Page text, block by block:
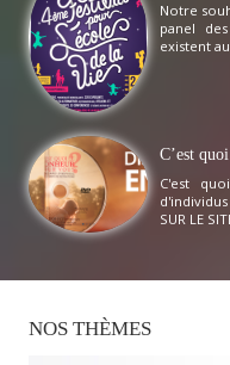
Notre
panel
existent
C’est
C'est
SUR LE
NOS THÈMES